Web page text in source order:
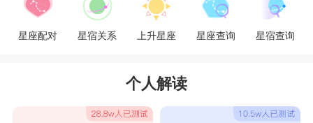
星座配对 星宿关系 上升星座 星座查询 星宿查询
个人解读